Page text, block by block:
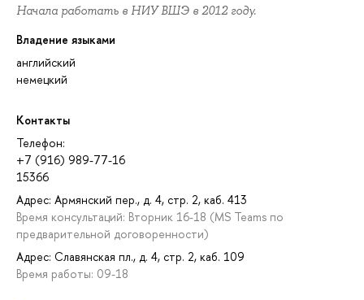
Начала работать в НИУ ВШЭ в 2012 году.
Владение языками
английский
немецкий
Контакты
Телефон:
+7 (916) 989-77-16
15366
Адрес: Армянский пер., д. 4, стр. 2, каб. 413
Время консультаций: Вторник 16-18 (MS Teams по
предварительной договоренности)
Адрес: Славянская пл., д. 4, стр. 2, каб. 109
Время работы: 09-18